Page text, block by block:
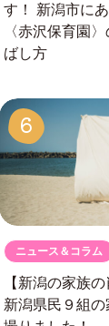
す！ 新潟市に
〈赤沢保育園
ばし方
6
ニュース＆コラム
【新潟の家族の
新潟県民９組の